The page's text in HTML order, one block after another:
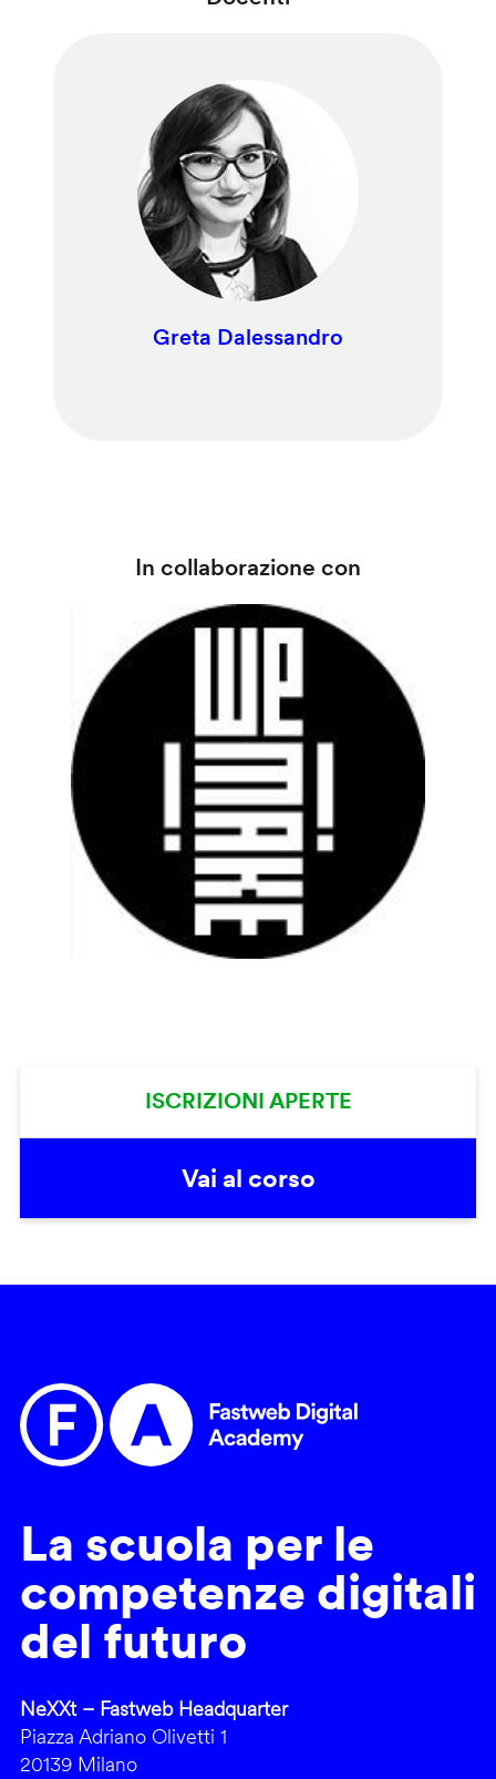
Greta Dalessandro
In collaborazione con
ISCRIZIONI APERTE
Vai al corso
La scuola per le
competenze digitali
del futuro
NeXXt – Fastweb Headquarter
Piazza Adriano Olivetti 1
20139 Milano